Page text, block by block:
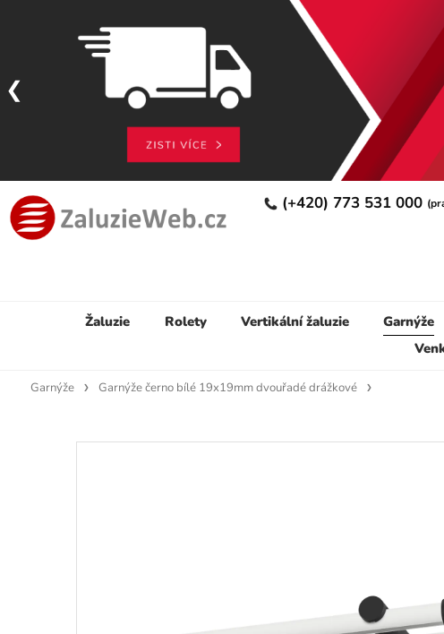
(+420) 773 531 000
Žaluzie Rolety Vertikální žaluzie Garnýže
Garnýže Garnýže černo bílé 19x19mm dvouřadé drážkové